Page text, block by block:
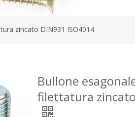
zincato DIN931 ISO4014
Bullone
filettatura